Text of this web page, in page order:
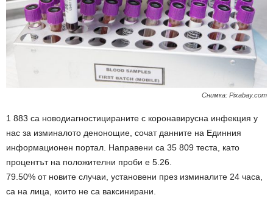
Снимка: Рixabay.com
1 883 са новодиагностицираните с коронавирусна инфекция у
нас за изминалото денонощие, сочат данните на Единния
информационен портал. Направени са 35 809 теста, като
процентът на положителни проби е 5.26.
79.50% от новите случаи, установени през изминалите 24 часа,
са на лица, които не са ваксинирани.